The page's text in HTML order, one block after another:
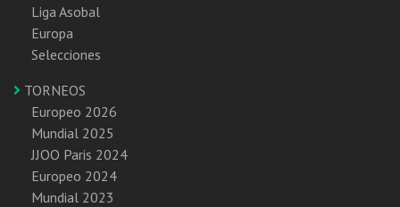
Liga Asobal
Europa
Selecciones
TORNEOS
Europeo 2026
Mundial 2025
JJOO Paris 2024
Europeo 2024
Mundial 2023